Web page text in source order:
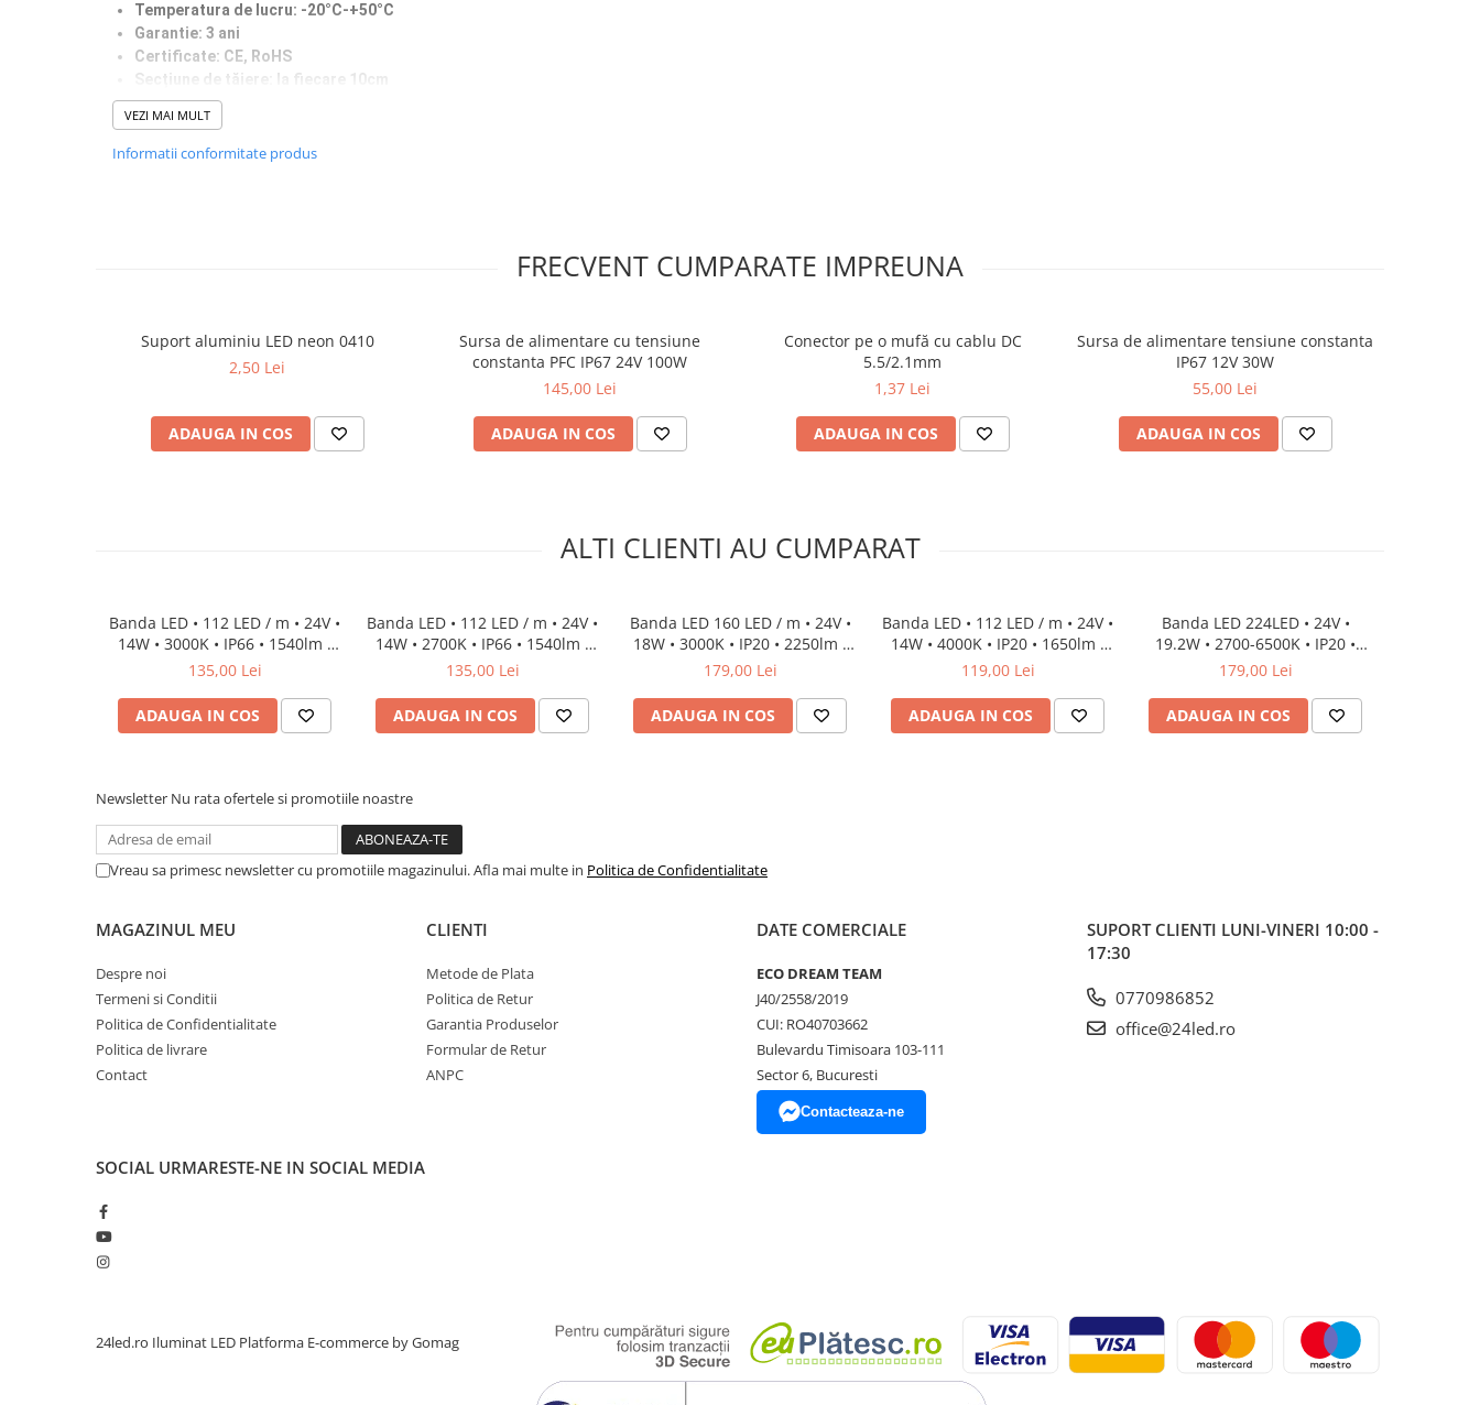
Profil Banda LED
Accesorii profile led
Profil led aplicat
Profil LED colt
Profil led incastrat
Temperatura de lucru: -20°C-+50°C
Garantie: 3 ani
Certificate: CE, RoHS
Secțiune de tăiere: la fiecare 10
Grosimea PCB: suport dublu
Durata de viata: 50.000 ore
VEZI MAI MULT
Informatii conformitate produs
FRECVENT CUMPARATE IMPREUNA
Suport aluminiu LED neon 0410
2,50 Lei
ADAUGA IN COS
Sursa de alimentare cu tensiune
constanta PFC IP67 24V 100W
145,00 Lei
ADAUGA IN COS
Conector pe o mufă cu cablu DC
5.5/2.1mm
1,37 Lei
ADAUGA IN COS
Sursa de alimentare tensiune constanta
IP67 12V 30W
55,00 Lei
ADAUGA IN COS
ALTI CLIENTI AU CUMPARAT
Banda LED • 112 LED / m • 24V •
14W • 3000K • IP66 • 1540lm •
8mm • Cri92
135,00 Lei
ADAUGA IN COS
Banda LED • 112 LED / m • 24V •
14W • 2700K • IP66 • 1540lm •
8mm • Cri92
135,00 Lei
ADAUGA IN COS
Banda LED 160 LED / m • 24V •
18W • 3000K • IP20 • 2250lm •
CRI92 • 3Oz
179,00 Lei
ADAUGA IN COS
Banda LED • 112 LED / m • 24V •
14W • 4000K • IP20 • 1650lm •
8mm • Cri92 3Oz
119,00 Lei
ADAUGA IN COS
Banda LED 224LED • 24V •
19.2W • 2700-6500K • IP20 •
1025lm WW 1025lm CW • Ra80 •
179,00 Lei
ADAUGA IN COS
Newsletter Nu rata ofertele si promotiile noastre
Vreau sa primesc newsletter cu promotiile magazinului. Afla mai multe in Politica de Confidentialitate
MAGAZINUL MEU
Despre noi
Termeni si Conditii
Politica de Confidentialitate
Politica de livrare
Contact
CLIENTI
Metode de Plata
Politica de Retur
Garantia Produselor
Formular de Retur
ANPC
DATE COMERCIALE
ECO DREAM TEAM
J40/2558/2019
CUI: RO40703662
Bulevardu Timisoara 103-111
Sector 6, Bucuresti
Contacteaza-ne
SUPORT CLIENTI LUNI-VINERI 10:00 -
17:30
0770986852
office@24led.ro
SOCIAL URMARESTE-NE IN SOCIAL MEDIA
24led.ro Iluminat LED Platforma E-commerce by Gomag